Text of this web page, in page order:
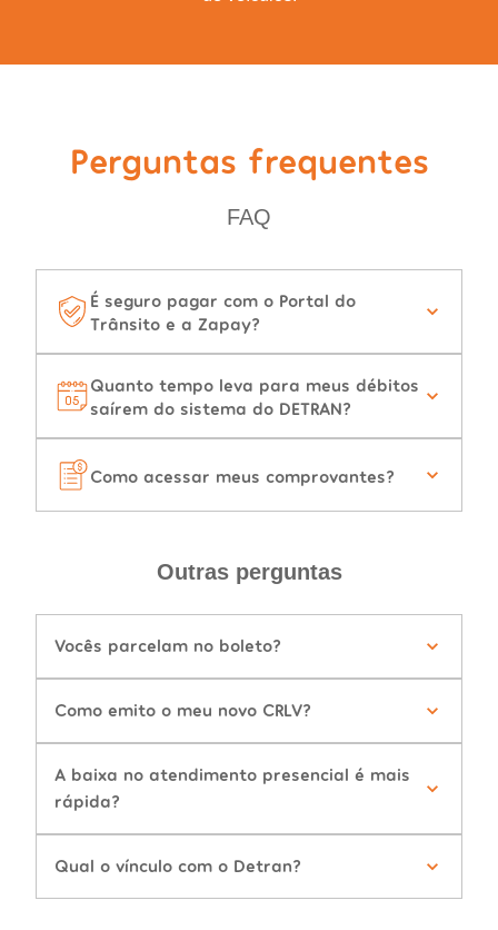
Perguntas frequentes
FAQ
É seguro pagar com o Portal do
Trânsito e a Zapay?
Quanto tempo leva para meus débitos
saírem do sistema do DETRAN?
Como acessar meus comprovantes?
Outras perguntas
Vocês parcelam no boleto?
Como emito o meu novo CRLV?
A baixa no atendimento presencial é mais
rápida?
Qual o vínculo com o Detran?